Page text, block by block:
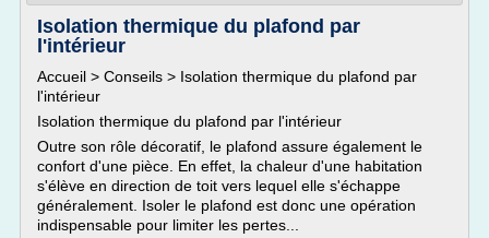
Isolation thermique du plafond par
l'intérieur
Accueil > Conseils > Isolation thermique du plafond par
l'intérieur
Isolation thermique du plafond par l'intérieur
Outre son rôle décoratif, le plafond assure également le
confort d'une pièce. En effet, la chaleur d'une habitation
s'élève en direction de toit vers lequel elle s'échappe
généralement. Isoler le plafond est donc une opération
indispensable pour limiter les pertes...